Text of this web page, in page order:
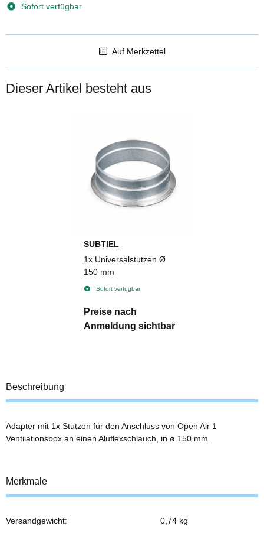
Sofort verfügbar
Auf Merkzettel
Dieser Artikel besteht aus
SUBTIEL
1x Universalstutzen Ø
150 mm
Sofort verfügbar
Preise nach
Anmeldung sichtbar
Beschreibung
Adapter mit 1x Stutzen für den Anschluss von Open Air 1
Ventilationsbox an einen Aluflexschlauch, in ø 150 mm.
Merkmale
Produkteigenschaft
Wert
Versandgewicht:
0,74 kg